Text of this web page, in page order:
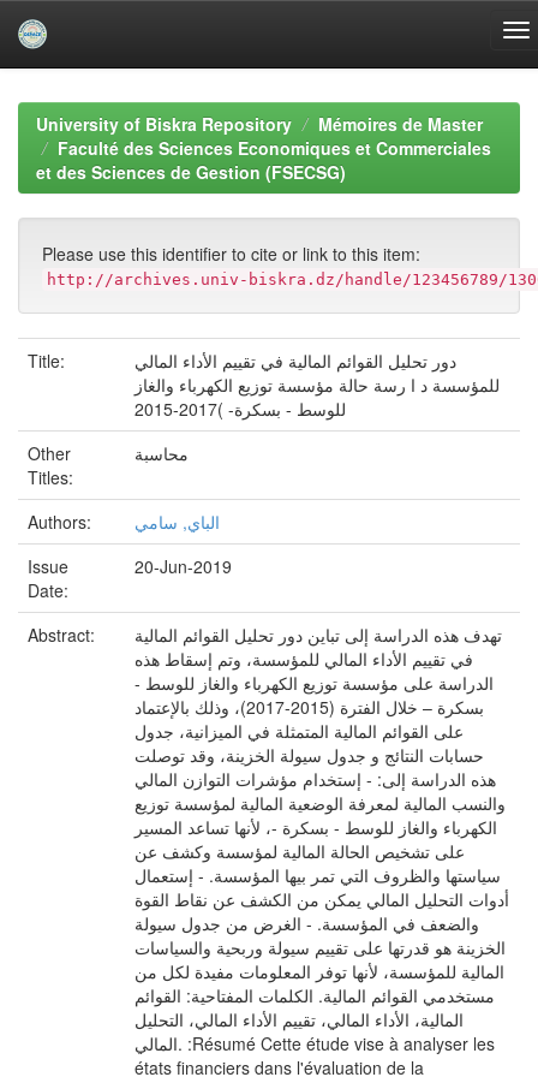
navigationUniversity of Biskra Repository
Mémoires de Master
Faculté des Sciences Economiques et Commerciales
et des Sciences de Gestion (FSECSG)
Please use this identifier to cite or link to this item:
http://archives.univ-biskra.dz/handle/123456789/
Title:
دور تحليل القوائم المالية في تقييم الأداء المالي
للمؤسسة د ا رسة حالة مؤسسة توزيع الكهرباء والغاز
للوسط - بسكرة- )2017-2015
Other
Titles:
محاسبة
Authors:
الباي, سامي
Issue
Date:
20-Jun-2019
Abstract:
تهدف هذه الدراسة إلى تباين دور تحليل القوائم المالية
في تقييم الأداء المالي للمؤسسة، وتم إسقاط هذه
الدراسة على مؤسسة توزيع الكهرباء والغاز للوسط -
بسكرة – خلال الفترة (2015-2017)، وذلك بالإعتماد
على القوائم المالية المتمثلة في الميزانية، جدول
حسابات النتائج و جدول سيولة الخزينة، وقد توصلت
هذه الدراسة إلى: - إستخدام مؤشرات التوازن المالي
والنسب المالية لمعرفة الوضعية المالية لمؤسسة توزيع
الكهرباء والغاز للوسط - بسكرة -، لأنها تساعد المسير
على تشخيص الحالة المالية لمؤسسة وكشف عن
سياستها والظروف التي تمر بيها المؤسسة. - إستعمال
أدوات التحليل المالي يمكن من الكشف عن نقاط القوة
والضعف في المؤسسة. - الغرض من جدول سيولة
الخزينة هو قدرتها على تقييم سيولة وربحية والسياسات
المالية للمؤسسة، لأنها توفر المعلومات مفيدة لكل من
مستخدمي القوائم المالية. الكلمات المفتاحية: القوائم
المالية، الأداء المالي، تقييم الأداء المالي، التحليل
المالي. :Résumé Cette étude vise à analyser les
états financiers dans l'évaluation de la